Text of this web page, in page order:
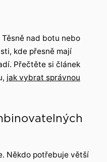
nad botu nebo
kde přesně mají
Přečtěte si článek
jak vybrat správnou
Někdo potřebuje větší